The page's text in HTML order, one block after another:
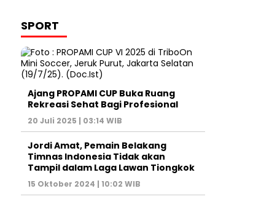
SPORT
Ajang PROPAMI CUP Buka Ruang
Rekreasi Sehat Bagi Profesional
20 Juli 2025 | 03:14 WIB
Jordi Amat, Pemain Belakang
Timnas Indonesia Tidak akan
Tampil dalam Laga Lawan Tiongkok
15 Oktober 2024 | 10:02 WIB